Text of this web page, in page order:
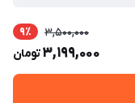
3,500,000 9٪
3,199,000تومان